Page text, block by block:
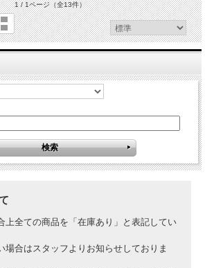
1 / 1ページ（全13件）
上全ての商品を「在庫あり」と表記してい
場合はスタッフよりお知らせしておりま